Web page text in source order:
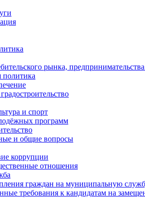
рынка,
политика
и спорт
программ
и общие вопросы
коррупции
отношения
граждан на муниципальную
требования к кандидатам на